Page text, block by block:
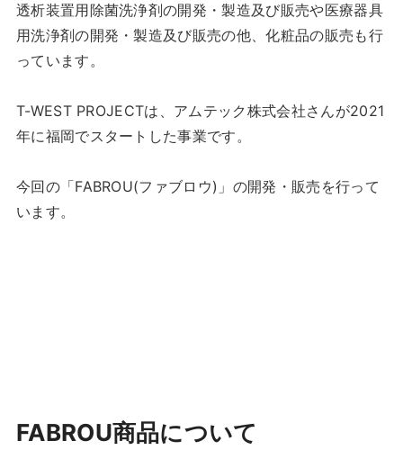
透析装置用除菌洗浄剤の開発・製造及び販売や医療器具
用洗浄剤の開発・製造及び販売の他、化粧品の販売も行
っています。
T-WEST PROJECTは、アムテック株式会社さんが2021
年に福岡でスタートした事業です。
今回の「FABROU(ファブロウ)」の開発・販売を行って
います。
FABROU商品について